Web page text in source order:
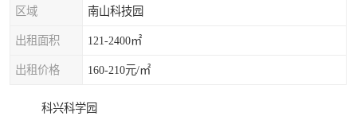
区域 南山科技园
出租面积 121-2400㎡
出租价格 160-210元/㎡
科兴科学园
龙华观澜